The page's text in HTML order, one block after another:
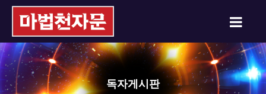
독자게시판